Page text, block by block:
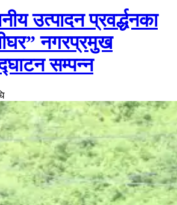
उत्पादन प्रवर्द्धनका
नगरप्रमुख
सम्पन्न